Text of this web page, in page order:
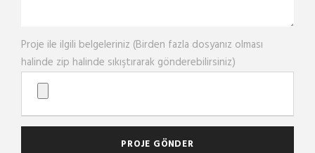
Proje ile ilgili belgeleriniz (Birden fazla dosyanız olması
halinde zip halinde sıkıştırarak gönderebilirsiniz)